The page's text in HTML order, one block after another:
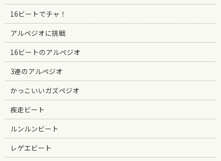
16ビートでチャ！
アルペジオに挑戦
16ビートのアルペジオ
3連のアルペジオ
かっこいいガズペジオ
疾走ビート
ルンルンビート
レゲエビート